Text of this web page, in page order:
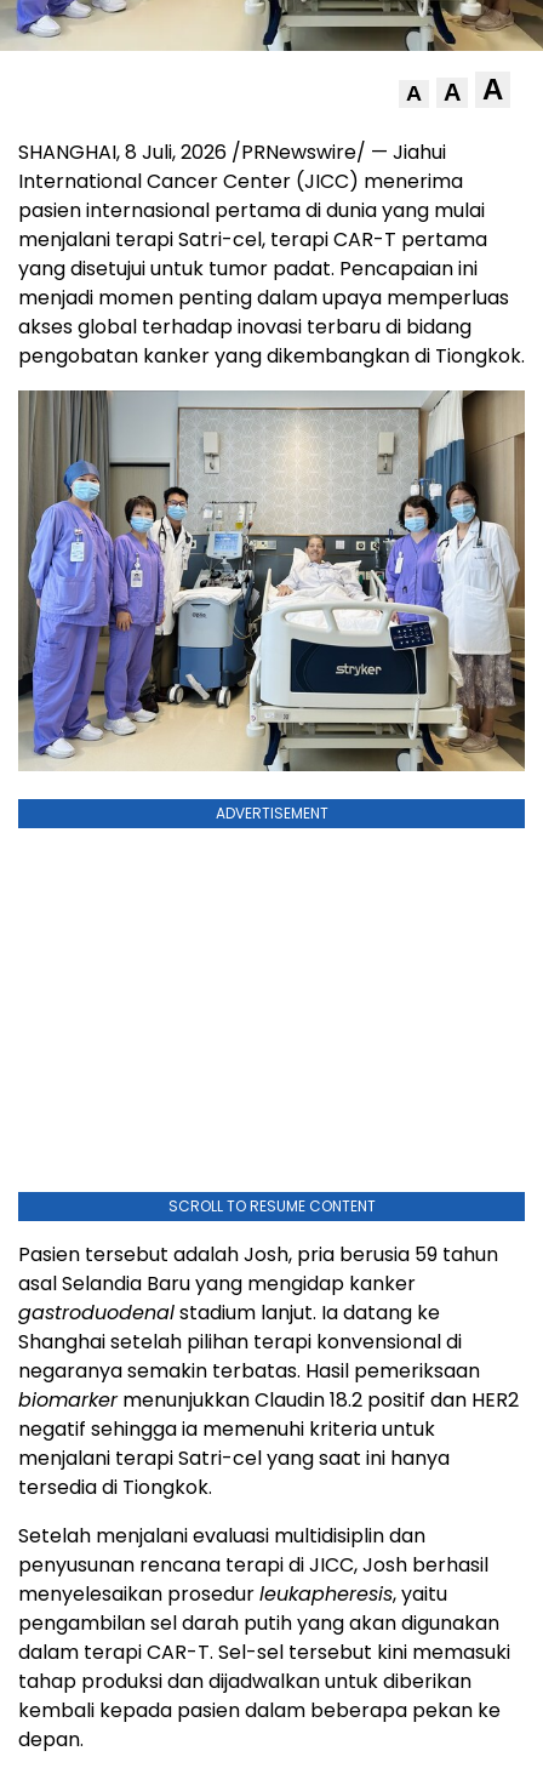
A A A
SHANGHAI,8 Juli, 2026 /PRNewswire/ — Jiahui
International Cancer Center (JICC) menerima
pasien internasional pertama di dunia yang mulai
menjalani terapi Satri-cel, terapi CAR-T pertama
yang disetujui untuk tumor padat. Pencapaian ini
menjadi momen penting dalam upaya memperluas
akses global terhadap inovasi terbaru di bidang
pengobatan kanker yang dikembangkan di Tiongkok.
ADVERTISEMENT
SCROLL TO RESUME CONTENT
Pasien tersebut adalah Josh, pria berusia 59 tahun
asal Selandia Baru yang mengidap kanker
gastroduodenalstadium lanjut. Ia datang ke
Shanghai setelah pilihan terapi konvensional di
negaranya semakin terbatas. Hasil pemeriksaan
biomarkermenunjukkan Claudin 18.2 positif dan HER2
negatif sehingga ia memenuhi kriteria untuk
menjalani terapi Satri-cel yang saat ini hanya
tersedia di Tiongkok.
Setelah menjalani evaluasi multidisiplin dan
penyusunan rencana terapi di JICC, Josh berhasil
menyelesaikan prosedurleukapheresis, yaitu
pengambilan sel darah putih yang akan digunakan
dalam terapi CAR-T. Sel-sel tersebut kini memasuki
tahap produksi dan dijadwalkan untuk diberikan
kembali kepada pasien dalam beberapa pekan ke
depan.